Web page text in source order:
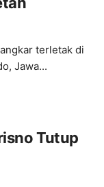
terletak di
Jawa...
Tutup